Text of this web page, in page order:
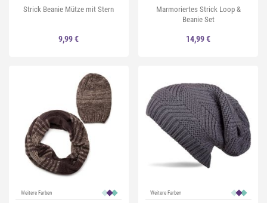
Strick Beanie Mütze mit Stern
9,99 €
Marmoriertes Strick Loop &
Beanie Set
14,99 €
Weitere Farben Weitere Farben